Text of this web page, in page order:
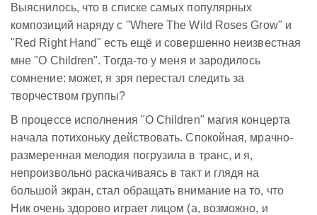
Выяснилось, что в списке самых популярных
композиций наряду с "Where The Wild Roses Grow" и
"Red Right Hand" есть ещё и совершенно неизвестная
мне "O Children". Тогда-то у меня и зародилось
сомнение: может, я зря перестал следить за
творчеством группы?
В процессе исполнения "O Children" магия концерта
начала потихоньку действовать. Спокойная, мрачно-
размеренная мелодия погрузила в транс, и я,
непроизвольно раскачиваясь в такт и глядя на
большой экран, стал обращать внимание на то, что
Ник очень здорово играет лицом (а, возможно, и